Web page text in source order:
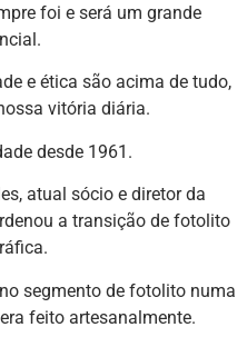
foi e será um grande
e ética são acima de tudo,
vitória diária.
desde 1961.
atual sócio e diretor da
a transição de fotolito
segmento de fotolito numa
feito artesanalmente.